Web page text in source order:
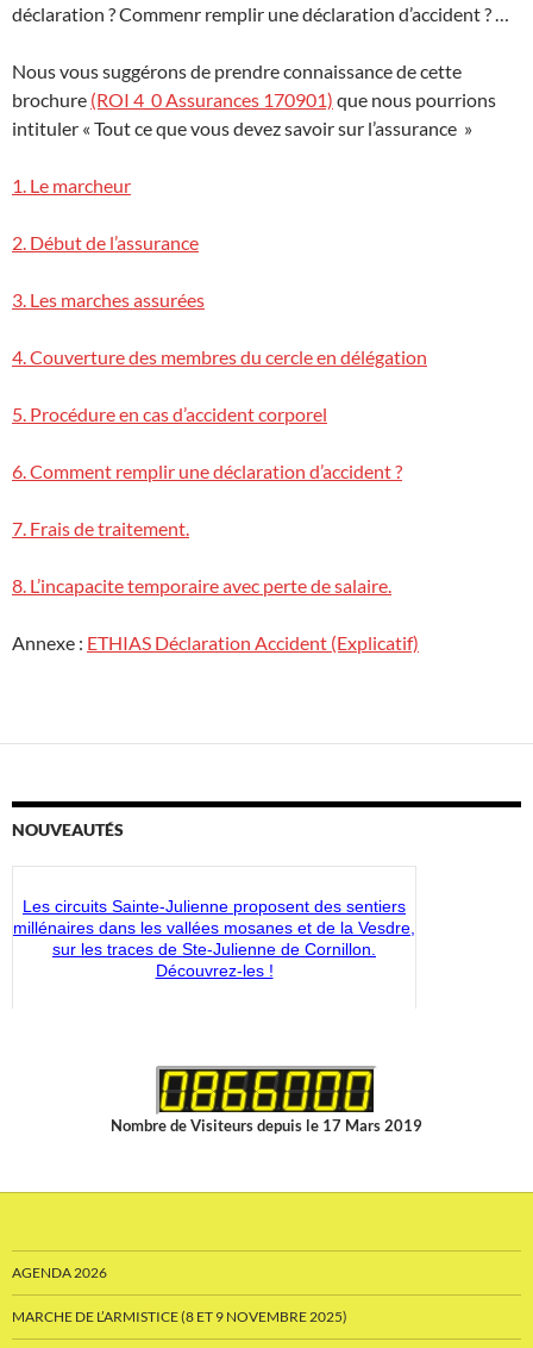
déclaration ? Commenr remplir une déclaration d’accident ? …
Nous vous suggérons de prendre connaissance de cette
brochure (ROI 4_0 Assurances 170901) que nous pourrions
intituler « Tout ce que vous devez savoir sur l’assurance »
1. Le marcheur
2. Début de l’assurance
3. Les marches assurées
4. Couverture des membres du cercle en délégation
5. Procédure en cas d’accident corporel
6. Comment remplir une déclaration d’accident ?
7. Frais de traitement.
8. L’incapacite temporaire avec perte de salaire.
Annexe : ETHIAS Déclaration Accident (Explicatif)
NOUVEAUTÉS
millénaires dans les vallées mosanes et de la Vesdre,
sur les traces de Ste-Julienne de Cornillon.
Découvrez-les !
boutique du CMS-Shop !
Nombre de Visiteurs depuis le 17 Mars 2019
AGENDA 2026
MARCHE DE L’ARMISTICE (8 ET 9 NOVEMBRE 2025)